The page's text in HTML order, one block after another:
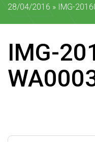
28/04/2016 » IMG-
IMG-